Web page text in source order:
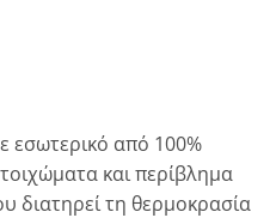
εσωτερικό από 100%
και περίβλημα
διατηρεί τη θερμοκρασία